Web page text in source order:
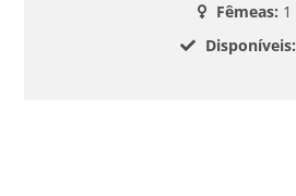
Fêmeas: 1
Disponíveis: